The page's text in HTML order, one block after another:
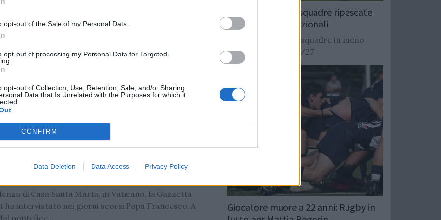
opt-out of the Sale of my Personal Data.
opt-out of processing my Personal Data for Targeted
opt-out of Collection, Use, Retention, Sale, and/or Sharing
Data that Is Unrelated with the Purposes for which it
CONFIRM
Data Deletion Data Access Privacy Policy
festeggia 10 anni con la nuova
e il rugby: “pure essendo uno sport da
di Casa Santa Marta, in Vaticano, la Gazzetta
ha intervistato nei giorni scorsi Papa Francesco. A
pontefice...
Rugby: Record di squadre ripescate
nei campionati nazionali
Si stimano oltre 20 squadre in meno
dalla stagione 2026/27
Giocatore muore a 22 anni: Rugby in